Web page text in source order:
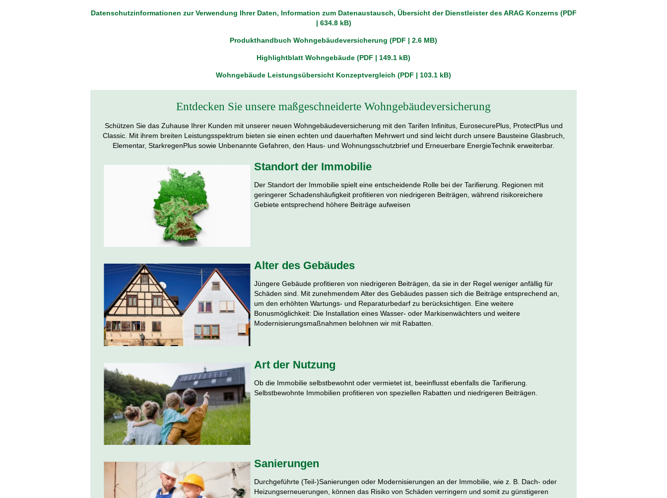
Datenschutzinformationen zur Verwendung Ihrer Daten, Information zum Datenaustausch, Übersicht der Dienstleister des ARAG Konzerns (PDF
| 634.8 kB)
Produkthandbuch Wohngebäudeversicherung (PDF | 2.6 MB)
Highlightblatt Wohngebäude (PDF | 149.1 kB)
Wohngebäude Leistungsübersicht Konzeptvergleich (PDF | 103.1 kB)
Entdecken Sie unsere maßgeschneiderte Wohngebäudeversicherung
Schützen Sie das Zuhause Ihrer Kunden mit unserer neuen Wohngebäudeversicherung mit den Tarifen Infinitus, EurosecurePlus, ProtectPlus und
Classic. Mit ihrem breiten Leistungsspektrum bieten sie einen echten und dauerhaften Mehrwert und sind leicht durch unsere Bausteine Glasbruch,
Elementar, StarkregenPlus sowie Unbenannte Gefahren, den Haus- und Wohnungsschutzbrief und Erneuerbare EnergieTechnik erweiterbar.
Standort der Immobilie
Der Standort der Immobilie spielt eine entscheidende Rolle bei der Tarifierung. Regionen mit
geringerer Schadenshäufigkeit profitieren von niedrigeren Beiträgen, während risikoreichere
Gebiete entsprechend höhere Beiträge aufweisen
Alter des Gebäudes
Jüngere Gebäude profitieren von niedrigeren Beiträgen, da sie in der Regel weniger anfällig für
Schäden sind. Mit zunehmendem Alter des Gebäudes passen sich die Beiträge entsprechend an,
um den erhöhten Wartungs- und Reparaturbedarf zu berücksichtigen. Eine weitere
Bonusmöglichkeit: Die Installation eines Wasser- oder Markisenwächters und weitere
Modernisierungsmaßnahmen belohnen wir mit Rabatten.
Art der Nutzung
Ob die Immobilie selbstbewohnt oder vermietet ist, beeinflusst ebenfalls die Tarifierung.
Selbstbewohnte Immobilien profitieren von speziellen Rabatten und niedrigeren Beiträgen.
Sanierungen
Durchgeführte (Teil-)Sanierungen oder Modernisierungen an der Immobilie, wie z. B. Dach- oder
Heizungserneuerungen, können das Risiko von Schäden verringern und somit zu günstigeren